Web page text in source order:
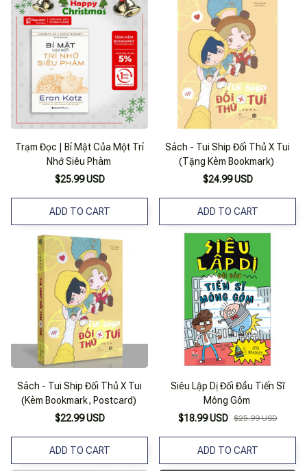
Trạm Đọc | Bí Mật Của Một Trí
Nhớ Siêu Phàm
$25.99 USD
ADD TO CART
Sách - Tui Ship Đối Thủ X Tui
(Tặng Kèm Bookmark)
$24.99 USD
ADD TO CART
Sách - Tui Ship Đối Thủ X Tui
(Kèm Bookmark, Postcard)
$22.99 USD
ADD TO CART
Siêu Lập Dị Đối Đầu Tiến Sĩ
Mông Gôm
$18.99 USD $25.99 USD
ADD TO CART